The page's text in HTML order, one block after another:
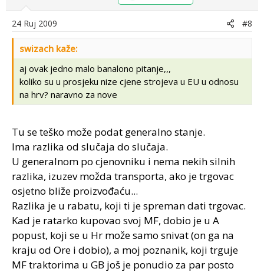
24 Ruj 2009 #8
swizach kaže:
aj ovak jedno malo banalono pitanje,,,
koliko su u prosjeku nize cjene strojeva u EU u odnosu
na hrv? naravno za nove
Tu se teško može podat generalno stanje.
Ima razlika od slučaja do slučaja.
U generalnom po cjenovniku i nema nekih silnih
razlika, izuzev možda transporta, ako je trgovac
osjetno bliže proizvođaću...
Razlika je u rabatu, koji ti je spreman dati trgovac.
Kad je ratarko kupovao svoj MF, dobio je u A
popust, koji se u Hr može samo snivat (on ga na
kraju od Ore i dobio), a moj poznanik, koji trguje
MF traktorima u GB još je ponudio za par posto